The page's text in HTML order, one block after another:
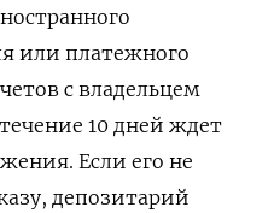
или платежного
с владельцем
10 дней ждет
Если его не
депозитарий